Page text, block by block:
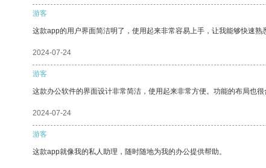
游客
这款app的用户界面简洁明了，使用起来非常容易上手，让我能够快速熟
2024-07-24
游客
这款办公软件的界面设计非常简洁，使用起来非常方便。功能的布局也很
2024-07-24
游客
这款app就像我的私人助理，随时随地为我的办公提供帮助。